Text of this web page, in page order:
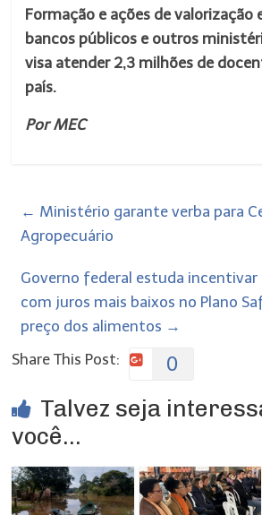
Formação e ações de valorização
bancos públicos e outros
visa atender 2,3 milhões de
país.
Por MEC
← Ministério garante verba para
Agropecuário
Governo federal estuda
com juros mais baixos no Plano
preço dos alimentos →
Share This Post:
0
Talvez seja
você...